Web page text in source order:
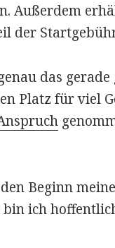
Außerdem
der
das
Platz für viel
Beginn
ich